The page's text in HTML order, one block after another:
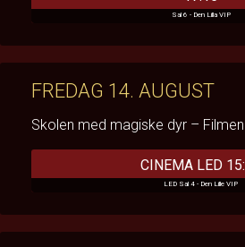
Sal 6 - Den Lilla VIP
FREDAG 14. AUGUST
Skolen med magiske dyr – Filmen
LED Sal 4 - Den Lille VIP
CINEMA LED